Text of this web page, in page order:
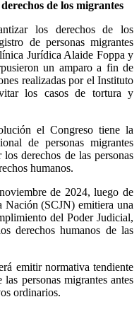
de los migrantes
los derechos de los
de personas migrantes
Jurídica Alaide Foppa y
un amparo a fin de
realizadas por el Instituto
los casos de tortura y
el Congreso tiene la
de personas migrantes
derechos de las personas
humanos.
de 2024, luego de
Nación (SCJN) emitiera una
del Poder Judicial,
derechos humanos de las
emitir normativa tendiente
personas migrantes antes
ordinarios.